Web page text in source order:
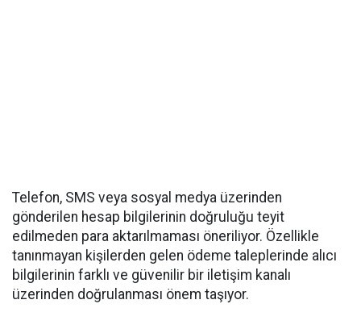
Telefon, SMS veya sosyal medya üzerinden
gönderilen hesap bilgilerinin doğruluğu teyit
edilmeden para aktarılmaması öneriliyor. Özellikle
tanınmayan kişilerden gelen ödeme taleplerinde alıcı
bilgilerinin farklı ve güvenilir bir iletişim kanalı
üzerinden doğrulanması önem taşıyor.